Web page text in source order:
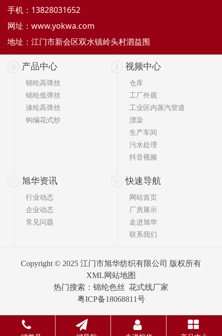
产品中心
锦纶高弹丝
锦纶低弹丝
涤纶高弹丝
钩编花式纱
视频中心
仓库
工厂外观
工业区内蒸汽管道
漂染
生产车间
污水处理
抖音视频
旭华资讯
行业动态
企业动态
常见问题
快速导航
网站首页
厂房展示
走进旭华
联系我们
Copyright © 2025 江门市旭华纺织有限公司 版权所有
XML网站地图
热门搜索： 锦纶色丝 花式线厂家
粤ICP备18068811号
手机：13828031652
网址： www.yokwa.com
地址：江门市新会区双水镇岭头村泗益围